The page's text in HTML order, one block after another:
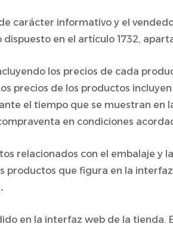
carácter informativo y el
en el artículo 1732,
los precios de cada
precios de los productos
el tiempo que se muestran en
en condiciones
relacionados con el embalaje y
que figura en la
en la interfaz web de la tienda.